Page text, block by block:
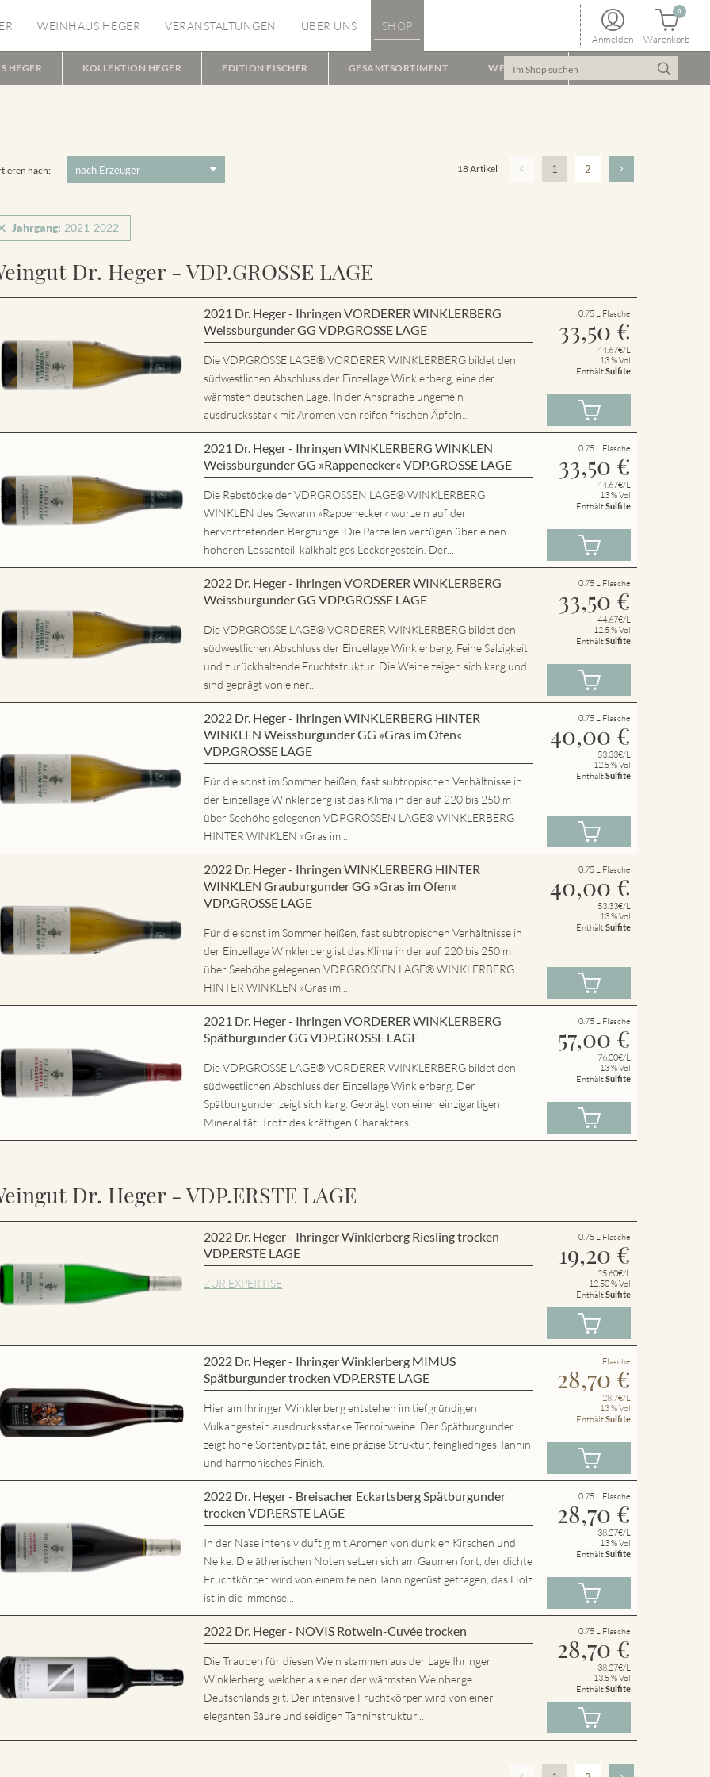
WEINHAUS HEGER VERANSTALTUNGEN ÜBER UNS SHOP
Anmelden Warenkorb
0
HEGER KOLLEKTION HEGER EDITION FISCHER GESAMTSORTIMENT WEINPAKET
nach: 18 Artikel 1 2
Jahrgang: 2021-2022
Dr. Heger - VDP.GROSSE LAGE
2021 Dr. Heger - Ihringen VORDERER WINKLERBERG
Weissburgunder GG VDP.GROSSE LAGE
Die VDP.GROSSE LAGE® VORDERER WINKLERBERG bildet den
südwestlichen Abschluss der Einzellage Winklerberg, eine der
wärmsten deutschen Lage. In der Ansprache ungemein
ausdrucksstark mit Aromen von reifen frischen Äpfeln...
0.75 L Flasche
33,50 €
44.67€/L
13 % Vol
EnthältSulfite
2021 Dr. Heger - Ihringen WINKLERBERG WINKLEN
Weissburgunder GG »Rappenecker« VDP.GROSSE LAGE
Die Rebstöcke der VDP.GROSSEN LAGE® WINKLERBERG
WINKLEN des Gewann »Rappenecker« wurzeln auf der
hervortretenden Bergzunge. Die Parzellen verfügen über einen
höheren Lössanteil, kalkhaltiges Lockergestein. Der...
0.75 L Flasche
33,50 €
44.67€/L
13 % Vol
EnthältSulfite
2022 Dr. Heger - Ihringen VORDERER WINKLERBERG
Weissburgunder GG VDP.GROSSE LAGE
Die VDP.GROSSE LAGE® VORDERER WINKLERBERG bildet den
südwestlichen Abschluss der Einzellage Winklerberg. Feine Salzigkeit
und zurückhaltende Fruchtstruktur. Die Weine zeigen sich karg und
sind geprägt von einer...
0.75 L Flasche
33,50 €
44.67€/L
12.5 % Vol
EnthältSulfite
2022 Dr. Heger - Ihringen WINKLERBERG HINTER
WINKLEN Weissburgunder GG »Gras im Ofen«
VDP.GROSSE LAGE
Für die sonst im Sommer heißen, fast subtropischen Verhältnisse in
der Einzellage Winklerberg ist das Klima in der auf 220 bis 250 m
über Seehöhe gelegenen VDP.GROSSEN LAGE® WINKLERBERG
HINTER WINKLEN »Gras im...
0.75 L Flasche
40,00 €
53.33€/L
12.5 % Vol
EnthältSulfite
2022 Dr. Heger - Ihringen WINKLERBERG HINTER
WINKLEN Grauburgunder GG »Gras im Ofen«
VDP.GROSSE LAGE
Für die sonst im Sommer heißen, fast subtropischen Verhältnisse in
der Einzellage Winklerberg ist das Klima in der auf 220 bis 250 m
über Seehöhe gelegenen VDP.GROSSEN LAGE® WINKLERBERG
HINTER WINKLEN »Gras im...
0.75 L Flasche
40,00 €
53.33€/L
13 % Vol
EnthältSulfite
2021 Dr. Heger - Ihringen VORDERER WINKLERBERG
Spätburgunder GG VDP.GROSSE LAGE
Die VDP.GROSSE LAGE® VORDERER WINKLERBERG bildet den
südwestlichen Abschluss der Einzellage Winklerberg. Der
Spätburgunder zeigt sich karg. Geprägt von einer einzigartigen
Mineralität. Trotz des kräftigen Charakters...
0.75 L Flasche
57,00 €
76.00€/L
13 % Vol
EnthältSulfite
Dr. Heger - VDP.ERSTE LAGE
2022 Dr. Heger - Ihringer Winklerberg Riesling trocken
VDP.ERSTE LAGE
ZUR EXPERTISE
0.75 L Flasche
19,20 €
25.60€/L
12.50 % Vol
EnthältSulfite
2022 Dr. Heger - Ihringer Winklerberg MIMUS
Spätburgunder trocken VDP.ERSTE LAGE
Hier am Ihringer Winklerberg entstehen im tiefgründigen
Vulkangestein ausdrucksstarke Terroirweine. Der Spätburgunder
zeigt hohe Sortentypizität, eine präzise Struktur, feingliedriges Tannin
und harmonisches Finish.
L Flasche
28,70 €
28.7€/L
13 % Vol
EnthältSulfite
2022 Dr. Heger - Breisacher Eckartsberg Spätburgunder
trocken VDP.ERSTE LAGE
In der Nase intensiv duftig mit Aromen von dunklen Kirschen und
Nelke. Die ätherischen Noten setzen sich am Gaumen fort, der dichte
Fruchtkörper wird von einem feinen Tanningerüst getragen, das Holz
ist in die immense...
0.75 L Flasche
28,70 €
38.27€/L
13 % Vol
EnthältSulfite
2022 Dr. Heger - NOVIS Rotwein-Cuvée trocken
Die Trauben für diesen Wein stammen aus der Lage Ihringer
Winklerberg, welcher als einer der wärmsten Weinberge
Deutschlands gilt. Der intensive Fruchtkörper wird von einer
eleganten Säure und seidigen Tanninstruktur...
0.75 L Flasche
28,70 €
38.27€/L
13.5 % Vol
EnthältSulfite